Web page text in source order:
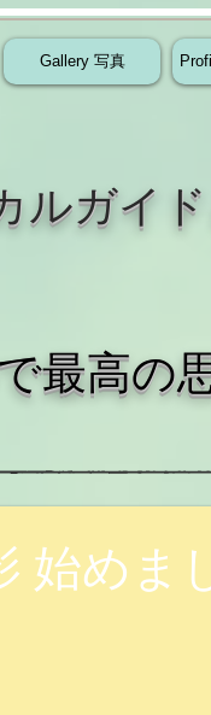
Gallery 写真
ルガイ
最高の
始めま